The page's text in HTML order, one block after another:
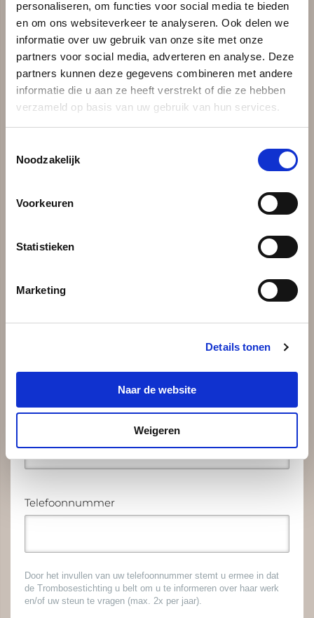
personaliseren, om functies voor social media te bieden
en om ons websiteverkeer te analyseren. Ook delen we
informatie over uw gebruik van onze site met onze
partners voor social media, adverteren en analyse. Deze
partners kunnen deze gegevens combineren met andere
informatie die u aan ze heeft verstrekt of die ze hebben
verzameld op basis van uw gebruik van hun services.
Noodzakelijk
Voorkeuren
Statistieken
Marketing
Details tonen
Naar de website
Weigeren
Ja, ik ontvang graag het gratis
magazine
Aanhef
Voorletter(s)
Telefoonnummer
Door het invullen van uw telefoonnummer stemt u ermee in dat
de Trombosestichting u belt om u te informeren over haar werk
en/of uw steun te vragen (max. 2x per jaar).